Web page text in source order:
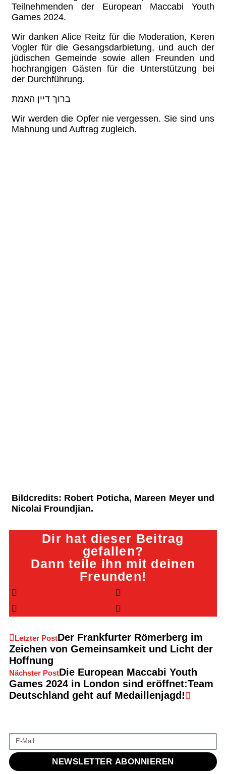
Teilnehmenden der European Maccabi Youth
Games 2024.
Wir danken Alice Reitz für die Moderation, Keren
Vogler für die Gesangsdarbietung, und auch der
jüdischen Gemeinde sowie allen Freunden und
hochrangigen Gästen für die Unterstützung bei
der Durchführung.
ברוך דיין האמת
Wir werden die Opfer nie vergessen. Sie sind uns
Mahnung und Auftrag zugleich.
Bildcredits: Robert Poticha, Mareen Meyer und
Nicolai Froundjian.
Dir hat dieser Beitrag
gefallen?
Dann teile ihn mit deinen
Freunden!
Letzter PostDer Frankfurter Römerberg im
Zeichen von Gemeinsamkeit und Licht der
Hoffnung
Nächster PostDie European Maccabi Youth
Games 2024 in London sind eröffnet:Team
Deutschland geht auf Medaillenjagd!
NEWSLETTER ABONNIEREN